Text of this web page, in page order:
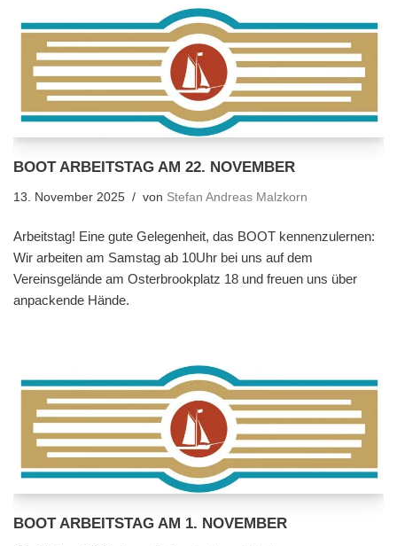
BOOT ARBEITSTAG AM 22. NOVEMBER
13. November 2025 von Stefan Andreas Malzkorn
Arbeitstag! Eine gute Gelegenheit, das BOOT kennenzulernen:
Wir arbeiten am Samstag ab 10Uhr bei uns auf dem
Vereinsgelände am Osterbrookplatz 18 und freuen uns über
anpackende Hände.
BOOT ARBEITSTAG AM 1. NOVEMBER